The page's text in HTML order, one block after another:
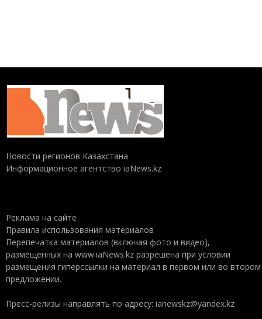
Новости регионов Казахстана
Информационное агентство iaNews.kz
Реклама на сайте
Правила использования материалов
Перепечатка материалов (включая фото и видео),
размещенных на www.iaNews.kz разрешена при условии
размещения гиперссылки на материал в первом или во втором
предложении.
Пресс-релизы направлять по адресу: ianewskz@yandex.kz